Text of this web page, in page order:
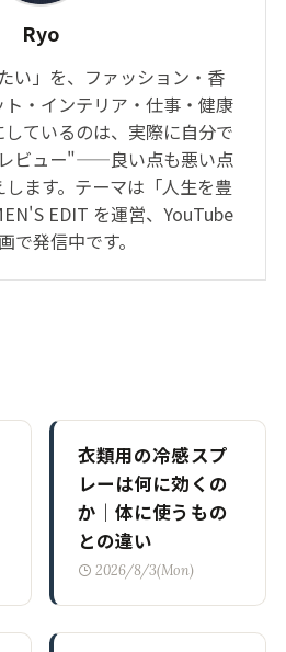
Ryo
い」を、ファッション・香
・インテリア・仕事・健康
ているのは、実際に自分で
ビュー"——良い点も悪い点
ます。テーマは「人生を豊
EDIT を運営、YouTube
で発信中です。
衣類用の冷感スプ
レーは何に効くの
か｜体に使うもの
との違い
2026/8/3(Mon)